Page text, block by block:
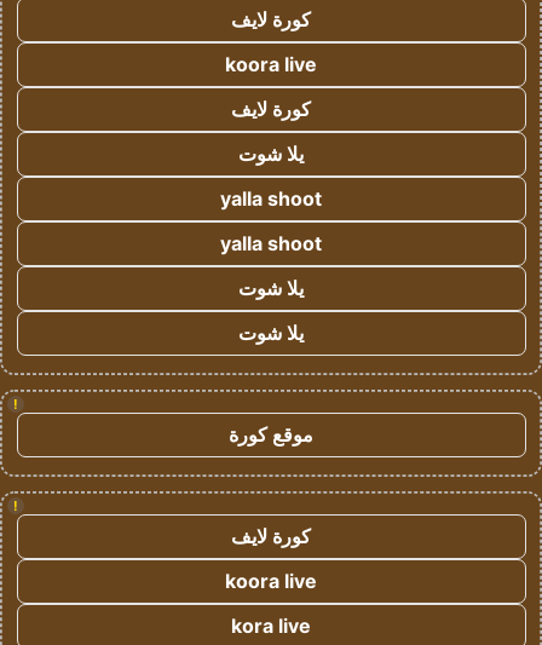
كورة لايف
koora live
كورة لايف
يلا شوت
yalla shoot
yalla shoot
يلا شوت
يلا شوت
!
موقع كورة
!
كورة لايف
koora live
kora live